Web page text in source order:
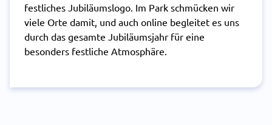
festliches Jubiläumslogo. Im Park schmücken wir
viele Orte damit, und auch online begleitet es uns
durch das gesamte Jubiläumsjahr für eine
besonders festliche Atmosphäre.